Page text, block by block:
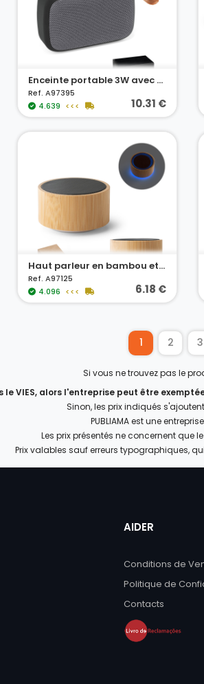
Enceinte portable 3W avec autonomie de 2h en polyester et ABS
Ref. A97395
4.639 <<< 10.31 €
Haut parleur en bambou et ABS
Ref. A97125
4.096 <<< 6.18 €
1 2 3
Si vous ne trouvez pas le
le VIES, alors l'entreprise peut être
Sinon, les prix indiqués
PUBLIAMA est une
Les prix présentés ne concernent que
Prix valables sauf erreurs typographiques,
AIDER
Conditions de
Politique de
Contacts